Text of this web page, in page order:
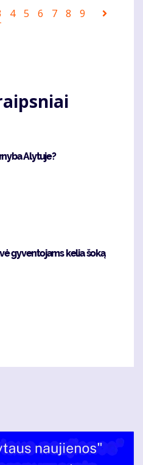
Puslapis
4 Puslapis
5 Puslapis
6 Puslapis
7 Puslapis
8 Puslapis
9
Alytuje?
gyventojams kelia šoką